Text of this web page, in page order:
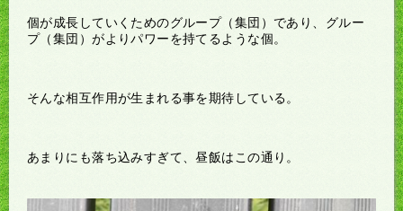
個が成長していくためのグループ（集団）であり、グルー
プ（集団）がよりパワーを持てるような個。
そんな相互作用が生まれる事を期待している。
あまりにも落ち込みすぎて、昼飯はこの通り。